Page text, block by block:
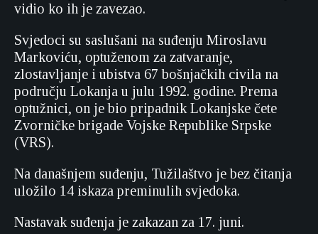
vidio ko ih je zavezao.
Svjedoci su saslušani na suđenju Miroslavu
Markoviću, optuženom za zatvaranje,
zlostavljanje i ubistva 67 bošnjačkih civila na
području Lokanja u julu 1992. godine. Prema
optužnici, on je bio pripadnik Lokanjske čete
Zvorničke brigade Vojske Republike Srpske
(VRS).
Na današnjem suđenju, Tužilaštvo je bez čitanja
uložilo 14 iskaza preminulih svjedoka.
Nastavak suđenja je zakazan za 17. juni.